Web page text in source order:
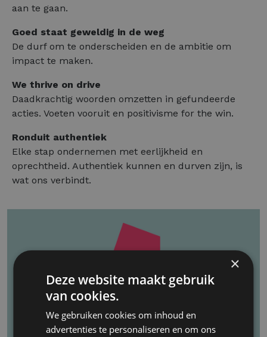
aan te gaan.
Goed staat geweldig in de weg
De durf om te onderscheiden en de ambitie om
impact te maken.
We thrive on drive
Daadkrachtig woorden omzetten in gefundeerde
acties. Voeten vooruit en positivisme for the win.
Ronduit authentiek
Elke stap ondernemen met eerlijkheid en
oprechtheid. Authentiek kunnen en durven zijn, is
wat ons verbindt.
×
Deze website maakt gebruik
van cookies.
We gebruiken cookies om inhoud en
advertenties te personaliseren en om ons